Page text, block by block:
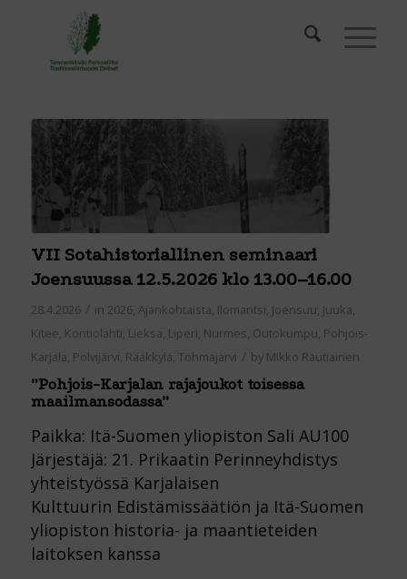
VII Sotahistoriallinen seminaari
Joensuussa 12.5.2026 klo 13.00–16.00
28.4.2026 / in 2026, Ajankohtaista, Ilomantsi, Joensuu, Juuka,
Kitee, Kontiolahti, Lieksa, Liperi, Nurmes, Outokumpu, Pohjois-
Karjala, Polvijärvi, Rääkkylä, Tohmajärvi / by Mikko Rautiainen
”Pohjois-Karjalan rajajoukot toisessa
maailmansodassa”
Paikka: Itä-Suomen yliopiston Sali AU100
Järjestäjä: 21. Prikaatin Perinneyhdistys
yhteistyössä Karjalaisen
Kulttuurin Edistämissäätiön ja Itä-Suomen
yliopiston historia- ja maantieteiden
laitoksen kanssa